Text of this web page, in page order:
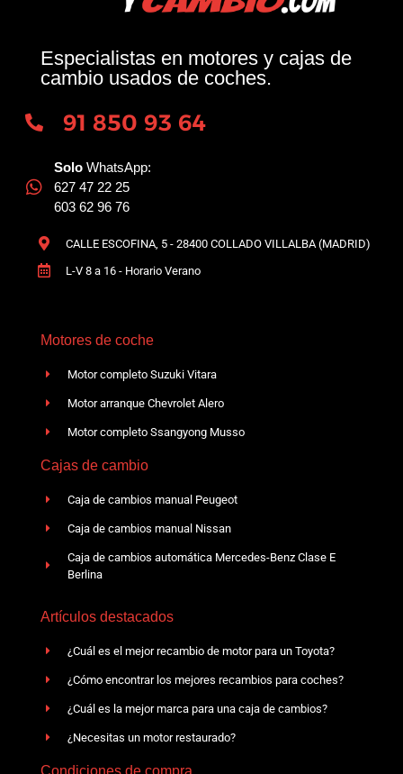
Especialistas en motores y cajas de
cambio usados de coches.
91 850 93 64
Solo WhatsApp:
627 47 22 25
603 62 96 76
CALLE ESCOFINA, 5 - 28400 COLLADO VILLALBA (MADRID)
L-V 8 a 16 - Horario Verano
Motores de coche
Motor completo Suzuki Vitara
Motor arranque Chevrolet Alero
Motor completo Ssangyong Musso
Cajas de cambio
Caja de cambios manual Peugeot
Caja de cambios manual Nissan
Caja de cambios automática Mercedes-Benz Clase E
Berlina
Artículos destacados
¿Cuál es el mejor recambio de motor para un Toyota?
¿Cómo encontrar los mejores recambios para coches?
¿Cuál es la mejor marca para una caja de cambios?
¿Necesitas un motor restaurado?
Condiciones de compra